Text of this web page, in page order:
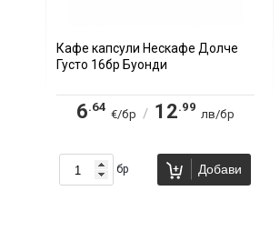
Кафе капсули Нескафе Долче
Густо 16бр Буонди
6.64
€/бр / 12.99
лв/бр
бр Добави